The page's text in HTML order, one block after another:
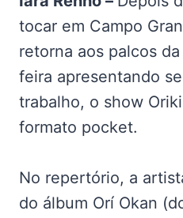
tocar em Campo
retorna aos palcos
feira apresentando
trabalho, o show
formato pocket.
No repertório, a
do álbum Orí Okan